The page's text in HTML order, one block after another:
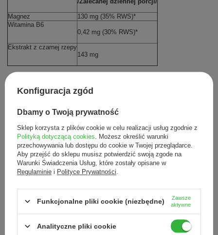
Magnez
130 mg (35% RWS)*
Witamina B6
0,42 mg (30% RWS)*
Ekstrakt z czarnej rzepy
143 mg
*% RWS (referencyjna wartość spożycia)
Dorośli, 1 kapsułka 2 razy dziennie, w trakcie posiłku, popijając wodą.
Nie należy przekraczać zalecanej porcji do spożycia w ciągu dnia. Nie
stosować w przypadku uczulenia na którykolwiek ze składników
preparatu.
SPOSÓB PRZECHOWYWANIA:
Przechowywać w sposób niedostępny dla małych dzieci, w suchym i
WAŻNE UWAGI:
Konfiguracja zgód
Dbamy o Twoją prywatność
Sklep korzysta z plików cookie w celu realizacji usług zgodnie z
Polityką dotyczącą cookies . Możesz określić warunki
przechowywania lub dostępu do cookie w Twojej przeglądarce.
Aby przejść do sklepu musisz potwierdzić swoją zgode na
Warunki Świadczenia Usług, które zostały opisane w
Regulaminie i Polityce Prywatności
Funkcjonalne pliki cookie (niezbędne)
Zawsze
aktywne
Analityczne pliki cookie